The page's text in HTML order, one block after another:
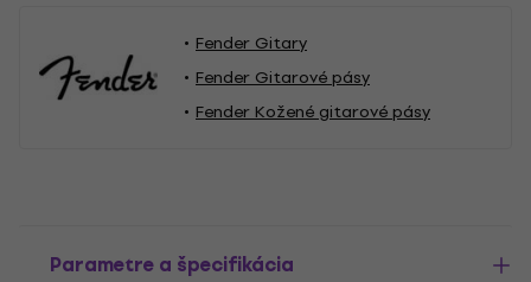
Fender Gitary
Fender Gitarové pásy
Fender Kožené gitarové pásy
Parametre a špecifikácia